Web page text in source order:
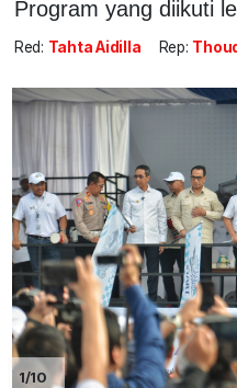
Program yang diikuti
Red: Tahta Aidilla Rep:
1/10